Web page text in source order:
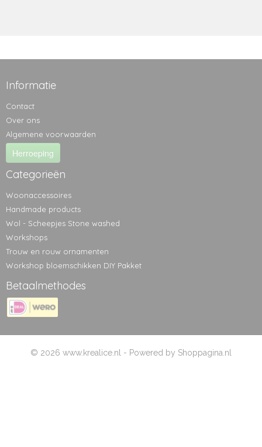
Informatie
Contact
Over ons
Algemene voorwaarden
Herroeping
Categorieën
Woonaccessoires
Handmade products
Wol - Scheepjes Stone washed
Workshops
Trouw en rouw ornamenten
Workshop bloemschikken DIY Pakket
Betaalmethodes
© 2026 www.krealice.nl - Powered by Shoppagina.nl